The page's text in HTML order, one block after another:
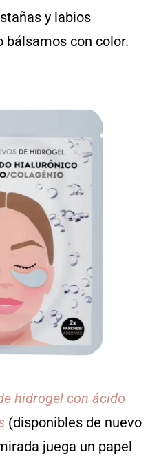
y labios
bálsamos con color.
hidrogel con ácido
(disponibles de nuevo
juega un papel